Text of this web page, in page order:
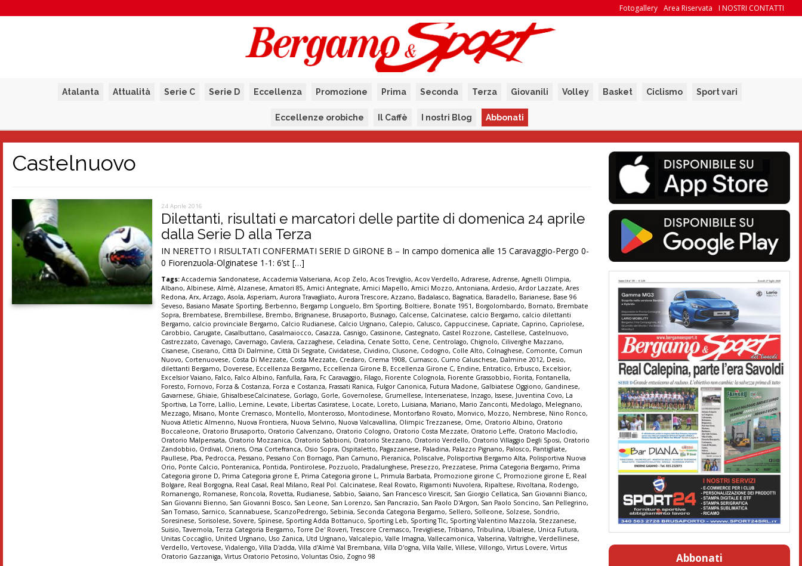
I NOSTRI CONTATTI
Area Riservata
Fotogallery
Atalanta Attualità Serie C Serie D Eccellenza Promozione Prima Seconda Terza Giovanili Volley Basket Ciclismo Sport vari
Eccellenze orobiche Il Caffè I nostri Blog Abbonati
Castelnuovo
24 Aprile 2016
Dilettanti, risultati e marcatori delle partite di domenica 24 aprile
dalla Serie D alla Terza
IN NERETTO I RISULTATI CONFERMATI SERIE D GIRONE B – In campo domenica alle 15 Caravaggio-Pergo 0-
0 Fiorenzuola-Olginatese 1-1: 6’st […]
Tags: Accademia Sandonatese,Accademia Valseriana,Acop Zelo,Acos Treviglio,Acov Verdello,Adrarese,Adrense,Agnelli Olimpia,
Albano,Albinese,Almè,Alzanese,Amatori 85,Amici Antegnate,Amici Mapello,Amici Mozzo,Antoniana,Ardesio,Ardor Lazzate,Ares
Redona,Arx,Arzago,Asola,Asperiam,Aurora Travagliato,Aurora Trescore,Azzano, Badalasco, Bagnatica, Baradello, Barianese, Base 96
Seveso, Basiano Masate Sporting, Berbenno, Bergamp Longuelo, Bm Sporting, Boltiere, Bonate 1951, Borgolombardo, Bornato, Brembate
Sopra, Brembatese, Brembillese, Brembo, Brignanese, Brusaporto, Busnago, Calcense, Calcinatese, calcio Bergamo, calcio dilettanti
Bergamo, calcio provinciale Bergamo, Calcio Rudianese, Calcio Urgnano, Calepio, Calusco, Cappuccinese, Capriate, Caprino, Capriolese,
Carobbio, Carugate, Casalbuttano, Casalmaiocco, Casazza, Casnigo, Cassinone, Castegnato, Castel Rozzone, Castellese, Castelnuovo,
Castrezzato, Cavenago, Cavernago, Cavlera, Cazzaghese, Celadina, Cenate Sotto, Cene, Centrolago, Chignolo, Ciliverghe Mazzano,
Cisanese, Ciserano, Città Di Dalmine, Città Di Segrate, Cividatese, Cividino, Clusone, Codogno, Colle Alto, Colnaghese, Comonte, Comun
Nuovo, Cortenuovese, Costa Di Mezzate, Costa Mezzate, Credaro, Crema 1908, Curnasco, Curno Caluschese, Dalmine 2012, Desio,
dilettanti Bergamo, Doverese, Eccellenza Bergamo, Eccellenza Girone B, Eccellenza Girone C, Endine, Entratico, Erbusco, Excelsior,
Excelsior Vaiano, Falco, Falco Albino, Fanfulla, Fara, Fc Caravaggio, Filago, Fiorente Colognola, Fiorente Grassobbio, Fiorita, Fontanella,
Foresto, Fornovo, Forza & Costanza, Forza e Costanza, Frassati Ranica, Fulgor Canonica, Futura Madone, Galbiatese Oggiono, Gandinese,
Gavarnese, Ghiaie, GhisalbeseCalcinatese, Gorlago, Gorle, Governolese, Grumellese, Interseriatese, Inzago, Issese, Juventina Covo, La
Sportiva, La Torre, Lallio, Lemine, Levate, Libertas Casiratese, Locate, Loreto, Luisiana, Mariano, Mario Zanconti, Medolago, Melegnano,
Mezzago, Misano, Monte Cremasco, Montello, Monterosso, Montodinese, Montorfano Rovato, Monvico, Mozzo, Nembrese, Nino Ronco,
Nuova Atletic Almenno, Nuova Frontiera, Nuova Selvino, Nuova Valcavallina, Olimpic Trezzanese, Ome, Oratorio Albino, Oratorio
Boccaleone, Oratorio Brusaporto, Oratorio Calvenzano, Oratorio Cologno, Oratorio Costa Mezzate, Oratorio Leffe, Oratorio Maclodio,
Oratorio Malpensata, Oratorio Mozzanica, Oratorio Sabbioni, Oratorio Stezzano, Oratorio Verdello, Oratorio Villaggio Degli Sposi, Oratorio
Zandobbio, Ordival, Oriens, Orsa Cortefranca, Osio Sopra, Ospitaletto, Pagazzanese, Paladina, Palazzo Pignano, Palosco, Pantigliate,
Paullese, Pba, Pedrocca, Pessano, Pessano Con Bornago, Pian Camuno, Pieranica, Poliscalve, Polisportiva Bergamo Alta, Polisportiva Nuova
Orio, Ponte Calcio, Ponteranica, Pontida, Pontirolese, Pozzuolo, Pradalunghese, Presezzo, Prezzatese, Prima Categoria Bergamo, Prima
Categoria girone D, Prima Categoria girone E, Prima Categoria girone L, Primula Barbata, Promozione girone C, Promozione girone E, Real
Bolgare, Real Borgogna, Real Casal, Real Milano, Real Pol. Calcinatese, Real Rovato, Rigamonti Nuvolera, Ripaltese, Rivoltana, Rodengo,
Romanengo, Romanese, Roncola, Rovetta, Rudianese, Sabbio, Saiano, San Francesco Virescit, San Giorgio Cellatica, San Giovanni Bianco,
San Giovanni Bienno, San Giovanni Bosco, San Leone, San Lorenzo, San Pancrazio, San Paolo D'Argon, San Paolo Soncino, San Pellegrino,
San Tomaso, Sarnico, Scannabuese, ScanzoPedrengo, Sebinia, Seconda Categoria Bergamo, Sellero, Solleone, Solzese, Sondrio,
Soresinese, Sorisolese, Sovere, Spinese, Sporting Adda Bottanuco, Sporting Leb, Sporting Tlc, Sporting Valentino Mazzola, Stezzanese,
Suisio,Tavernola,Terza Categoria Bergamo,Torre De' Roveri,Trescore Cremasco,Trevigliese,Tribiano,Tribulina, Ubialese, Unica Futura,
Unitas Coccaglio, United Urgnano, Uso Zanica, Utd Urgnano,Valcalepio,Valle Imagna,Vallecamonica,Valserina,Valtrighe,Verdellinese,
Verdello,Vertovese,Vidalengo,Villa D'adda,Villa d'Almè Val Brembana,Villa D'ogna,Villa Valle,Villese,Villongo,Virtus Lovere,Virtus
Oratorio Gazzaniga,Virtus Oratorio Petosino,Voluntas Osio, Zogno 98 Abbonati